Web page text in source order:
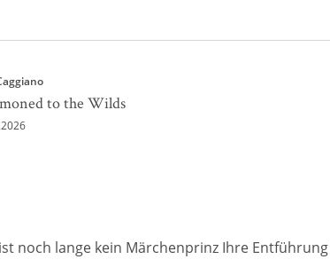
to the Wilds
noch lange kein Märchenprinz Ihre Entführung